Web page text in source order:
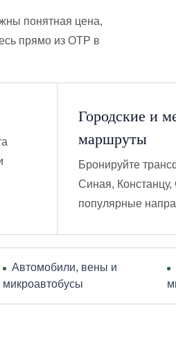
понятная цена,
прямо из OTP в
Городские и
маршруты
Бронируйте
Синая, Констанцу,
популярные
Автомобили, вены и
микроавтобусы